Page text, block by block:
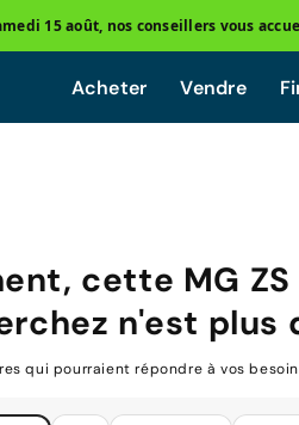
15 août, nos conseillers vous
Acheter Vendre
cette MG ZS
n'est plus
qui pourraient répondre à vos